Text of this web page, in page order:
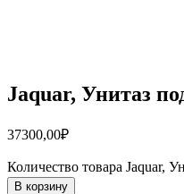
Jaquar, Унитаз
37300,00₽
Количество товара Jaquar,
В корзину